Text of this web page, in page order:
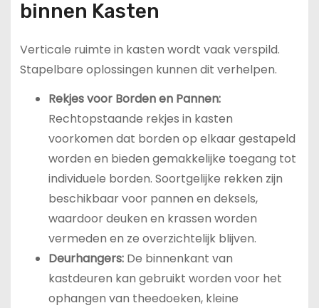
binnen Kasten
Verticale ruimte in kasten wordt vaak verspild.
Stapelbare oplossingen kunnen dit verhelpen.
Rekjes voor Borden en Pannen:
Rechtopstaande rekjes in kasten
voorkomen dat borden op elkaar gestapeld
worden en bieden gemakkelijke toegang tot
individuele borden. Soortgelijke rekken zijn
beschikbaar voor pannen en deksels,
waardoor deuken en krassen worden
vermeden en ze overzichtelijk blijven.
Deurhangers:De binnenkant van
kastdeuren kan gebruikt worden voor het
ophangen van theedoeken, kleine